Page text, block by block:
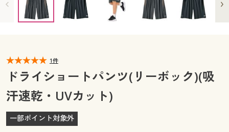
カタログ無料プレゼント
マイページ
閲覧履歴
お気に入り
会員メニュー
閲覧履歴
お気に入り
サポート
1件
ドライショートパンツ(リーボック)(吸
汗速乾・UVカット)
一部ポイント対象外